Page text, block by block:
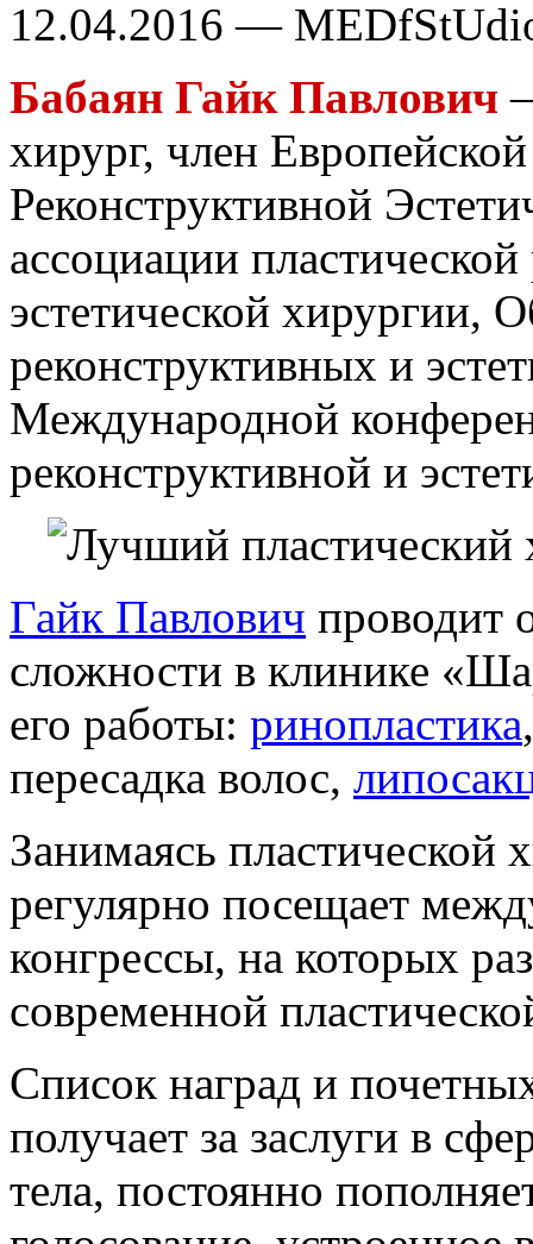
12.04.2016 —
Бабаян Гайк Павлович
хирург, член
Реконструктивной
ассоциации
эстетической хирургии,
реконструктивных и
Международной
реконструктивной и
Гайк Павлович проводит
сложности в клинике
его работы: ринопластика
пересадка волос,
Занимаясь пластической
регулярно посещает
конгрессы, на которых
современной
Список наград и
получает за заслуги в
тела, постоянно